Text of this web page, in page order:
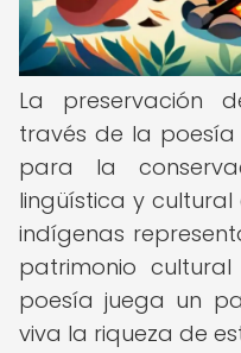
La preservación
través de la
para la
lingüística y cultural
indígenas
patrimonio
poesía juega un
viva la riqueza de